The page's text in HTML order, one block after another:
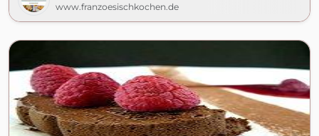
www.franzoesischkochen.de